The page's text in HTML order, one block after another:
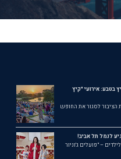
בטבע: אירועי "קיץ
הציבור לסגור את החופש
לנמל תל אביב!
– "פועלים ג'וניור